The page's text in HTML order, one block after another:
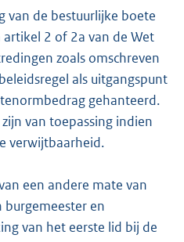
van de bestuurlijke boete
2 of 2a van de Wet
zoals omschreven
als uitgangspunt
gehanteerd.
van toepassing indien
verwijtbaarheid.
een andere mate van
en
van het eerste lid bij de